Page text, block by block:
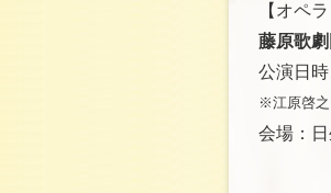
【オペ
藤原歌
公演日
※江原啓之
会場：